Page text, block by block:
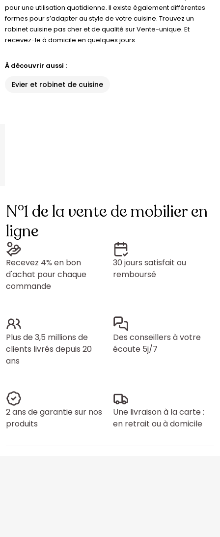
pour une utilisation quotidienne. Il existe également différentes
formes pour s’adapter au style de votre cuisine. Trouvez un
robinet cuisine pas cher et de qualité sur Vente-unique. Et
recevez-le à domicile en quelques jours.
À découvrir aussi :
Evier et robinet de cuisine
N°1 de la vente de mobilier en
ligne
Recevez 4% en bon
d'achat pour chaque
commande
30 jours satisfait ou
remboursé
Plus de 3,5 millions de
clients livrés depuis 20
ans
Des conseillers à votre
écoute 5j/7
2 ans de garantie sur nos
produits
Une livraison à la carte :
en retrait ou à domicile